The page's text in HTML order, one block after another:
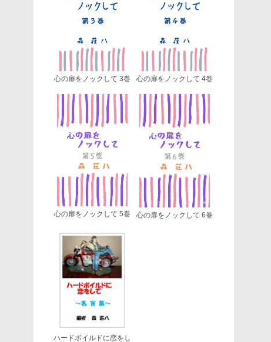
心の扉をノックして 3巻 心の扉をノックして 4巻
心の扉をノックして 5巻 心の扉をノックして 6巻
ハードボイルドに恋をし